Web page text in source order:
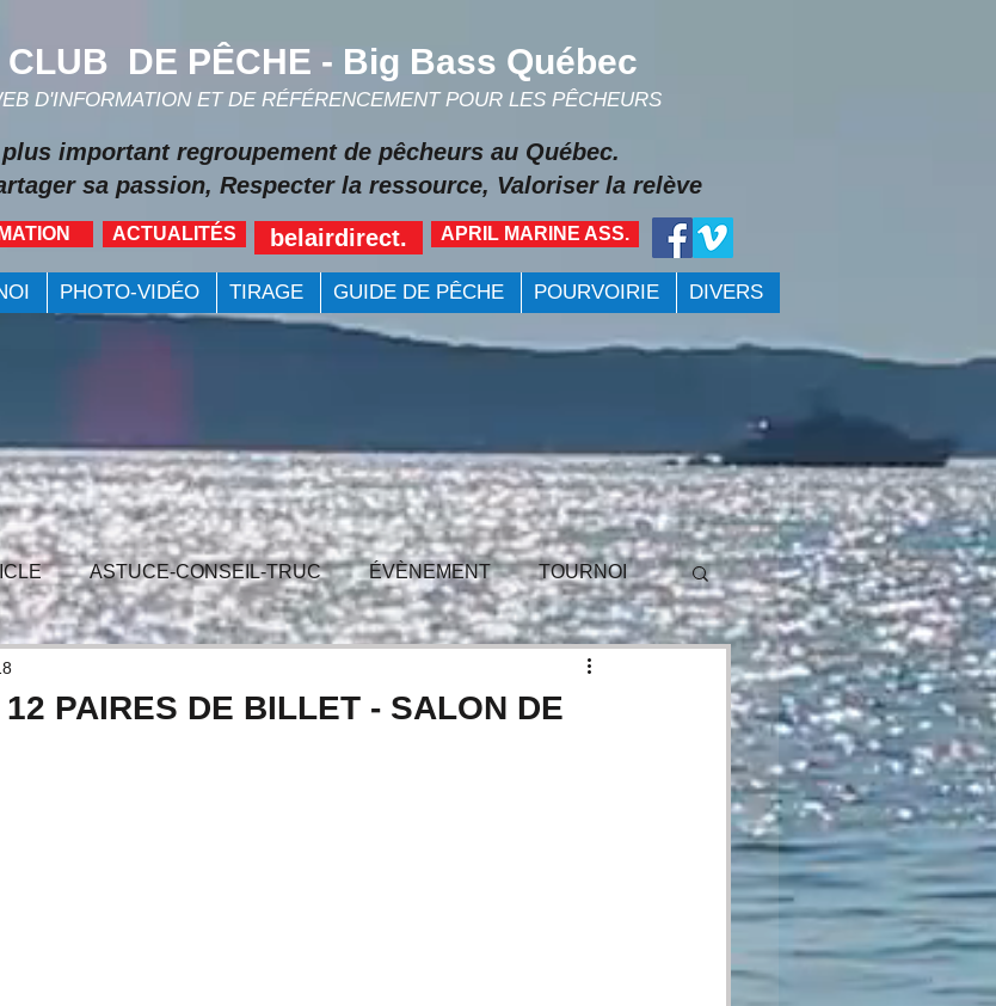
CLUB DE PÊCHE - Big Bass Québec
D'INFORMATION ET DE RÉFÉRENCEMENT POUR LES PÊCHEURS
sa passion, Respecter la ressource, Valoriser la relève
ACTUALITÉS belairdirect. APRIL MARINE ASS.
important regroupement de pêcheurs au Québec.
PHOTO-VIDÉO TIRAGE GUIDE DE PÊCHE POURVOIRIE DIVERS
ASTUCE-CONSEIL-TRUC ÉVÈNEMENT TOURNOI
PAIRES DE BILLET - SALON DE